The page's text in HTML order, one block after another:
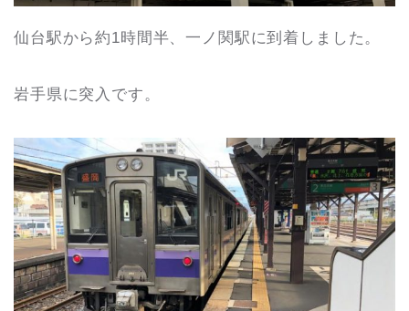
仙台駅から約1時間半、一ノ関駅に到着しました。
岩手県に突入です。